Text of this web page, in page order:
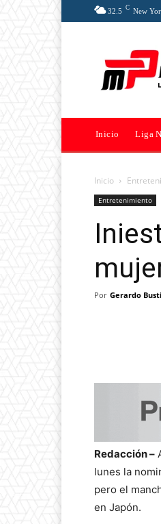
32.5 C New
Inicio Liga
Inicio
Entretenimiento
Por Gerardo
Redacción –
lunes la
pero el
en Japón.